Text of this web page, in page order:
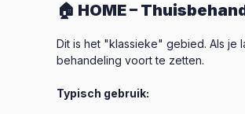
🏠 HOME –
Dit is het "klassieke" gebied. Als je
behandeling voort te zetten.
Typisch gebruik: